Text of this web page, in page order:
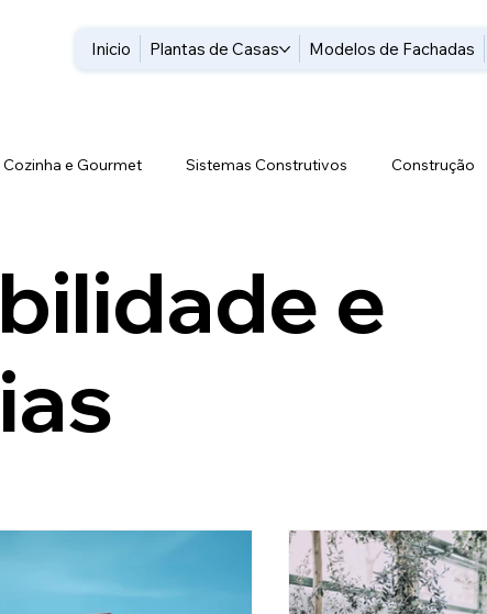
Inicio Plantas de Casas Modelos de Fachadas
Cozinha e Gourmet Sistemas Construtivos Construção
e